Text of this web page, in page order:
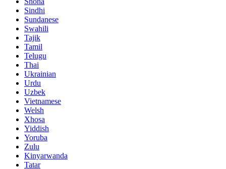
Sindhi
Sundanese
Swahili
Tajik
Tamil
Telugu
Thai
Ukrainian
Urdu
Uzbek
Vietnamese
Welsh
Xhosa
Yiddish
Yoruba
Zulu
Kinyarwanda
Tatar